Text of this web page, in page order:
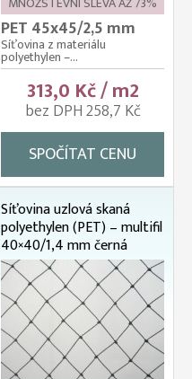
PET 45x45/2,5 mm
Síťovina z materiálu
polyethylen –...
313,0 Kč / m2
bez DPH 258,7 Kč
SPOČÍTAT CENU
Síťovina uzlová skaná
polyethylen (PET) – multifil
40×40/1,4 mm černá